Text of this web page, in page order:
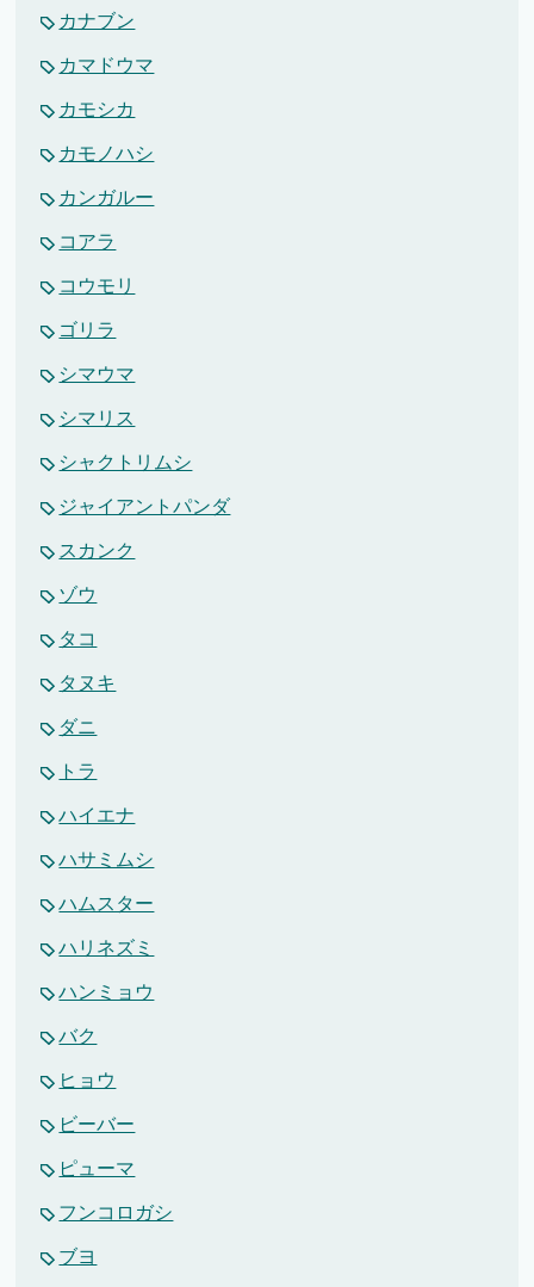
カナブン
カマドウマ
カモシカ
カモノハシ
カンガルー
コアラ
コウモリ
ゴリラ
シマウマ
シマリス
シャクトリムシ
ジャイアントパンダ
スカンク
ゾウ
タコ
タヌキ
ダニ
トラ
ハイエナ
ハサミムシ
ハムスター
ハリネズミ
ハンミョウ
バク
ヒョウ
ビーバー
ピューマ
フンコロガシ
ブヨ